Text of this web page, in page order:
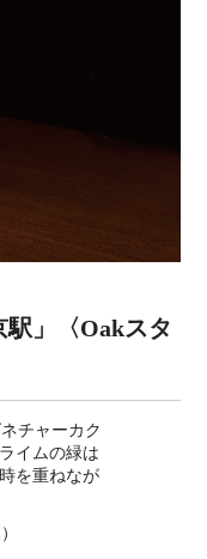
」〈Oakスタ
チャーカク
イムの緑は
を重ねなが